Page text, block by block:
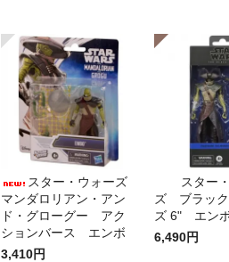
スター・ウォーズ
マンダロリアン・アン
ド・グローグー アク
ションバース エンボ
3,410円
スター
ズ ブラック
ズ 6" エン
6,490円